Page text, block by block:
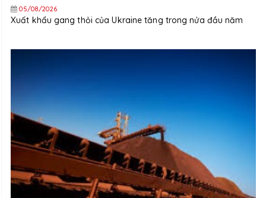
05/08/2026
Xuất khẩu gang thỏi của Ukraine tăng trong nửa đầu năm